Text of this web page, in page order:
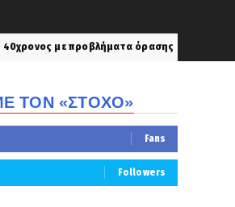
όρασης σκότωνε και βίαζε
ΤΟΝ «ΣΤΟΧΟ»
Fans
Followers